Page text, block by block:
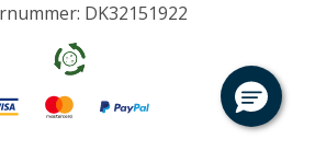
DK32151922